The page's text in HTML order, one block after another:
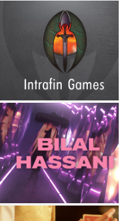
pluridisciplinaire